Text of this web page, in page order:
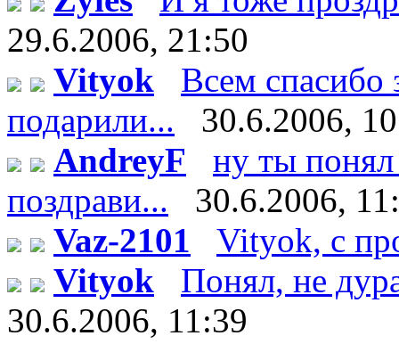
29.6.2006, 21:50
Vityok
Всем спасибо
подарили...
30.6.2006,
AndreyF
ну ты понял
поздрави...
30.6.2006,
Vaz-2101
Vityok, с
Vityok
Понял, не
30.6.2006, 11:39